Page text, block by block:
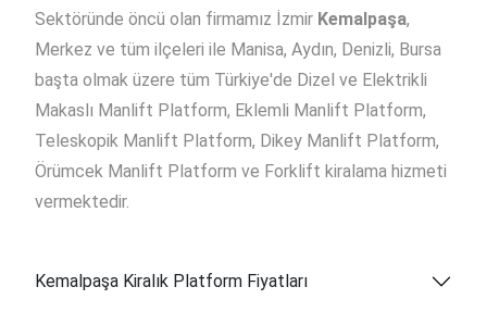
Sektöründe öncü olan firmamız İzmir Kemalpaşa,
Merkez ve tüm ilçeleri ile Manisa, Aydın, Denizli, Bursa
başta olmak üzere tüm Türkiye'de Dizel ve Elektrikli
Makaslı Manlift Platform, Eklemli Manlift Platform,
Teleskopik Manlift Platform, Dikey Manlift Platform,
Örümcek Manlift Platform ve Forklift kiralama hizmeti
vermektedir.
Kemalpaşa Kiralık Platform Fiyatları